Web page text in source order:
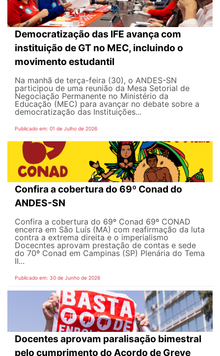
Democratização das IFE avança com
instituição de GT no MEC, incluindo o
movimento estudantil
Na manhã de terça-feira (30), o ANDES-SN
participou de uma reunião da Mesa Setorial de
Negociação Permanente no Ministério da
Educação (MEC) para avançar no debate sobre a
democratização das Instituições...
Publicado em: 01 de Julho de 2026
Confira a cobertura do 69º Conad do
ANDES-SN
Confira a cobertura do 69º Conad 69º CONAD
encerra em São Luís (MA) com reafirmação da luta
contra a extrema direita e o imperialismo
Docecntes aprovam prestação de contas e sede
do 70º Conad em Campinas (SP) Plenária do Tema
II...
Publicado em: 30 de Junho de 2026
Docentes aprovam paralisação bimestral
pelo cumprimento do Acordo de Greve